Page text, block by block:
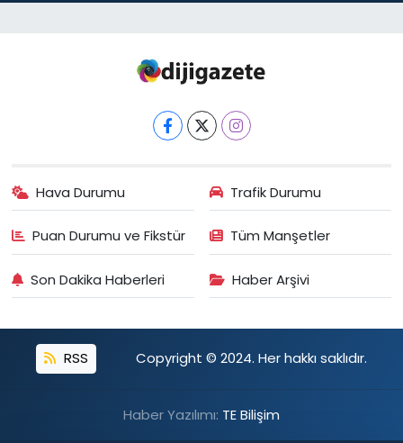
Hava Durumu Trafik Durumu
Puan Durumu ve Fikstür Tüm Manşetler
Son Dakika Haberleri Haber Arşivi
RSS Copyright © 2024. Her hakkı saklıdır.
Haber Yazılımı: TE Bilişim